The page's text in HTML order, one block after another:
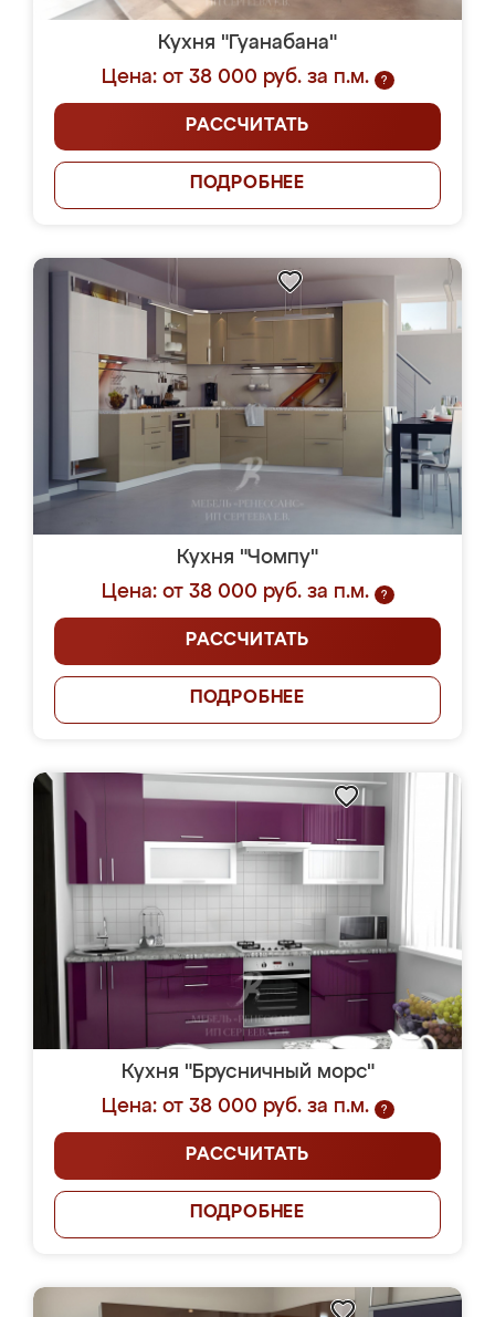
Кухня "Гуанабана"
Цена: от 38 000 руб. за п.м.
?
РАССЧИТАТЬ
ПОДРОБНЕЕ
Кухня "Чомпу"
Цена: от 38 000 руб. за п.м.
?
РАССЧИТАТЬ
ПОДРОБНЕЕ
Кухня "Брусничный морс"
Цена: от 38 000 руб. за п.м.
?
РАССЧИТАТЬ
ПОДРОБНЕЕ